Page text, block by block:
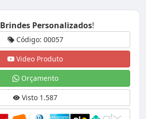
Brindes Personalizados!
Código: 00057
Video Produto
Orçamento
Visto 1.587